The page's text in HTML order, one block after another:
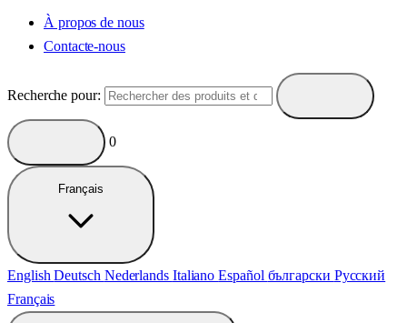
À propos de nous
Contacte-nous
Recherche pour:
0
Français
EnglishDeutsch Nederlands ItalianoEspañol български Русский
Français